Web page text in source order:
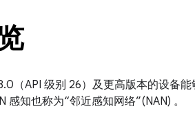
（API 级别 26）及更高版本的设备
感知也称为“邻近感知网络”(NAN) 。